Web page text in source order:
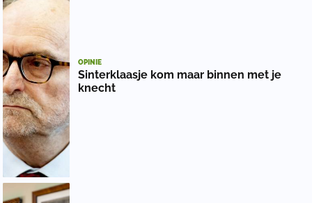
OPINIE
Sinterklaasje kom maar binnen met je
knecht